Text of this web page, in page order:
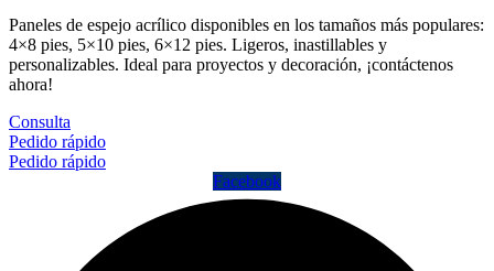
Paneles de espejo acrílico disponibles en los tamaños más populares:
4×8 pies, 5×10 pies, 6×12 pies. Ligeros, inastillables y
personalizables. Ideal para proyectos y decoración, ¡contáctenos
ahora!
Consulta
Pedido rápido
Pedido rápido
Facebook